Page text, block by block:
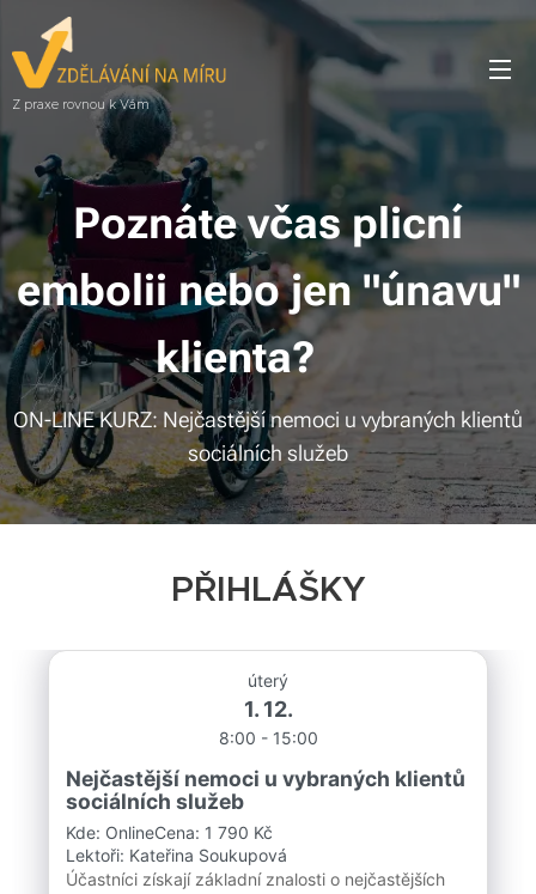
Z praxe rovnou k Vám
Poznáte včas plicní
embolii nebo jen "únavu"
klienta? 🚑
ON-LINE KURZ: Nejčastější nemoci u vybraných klientů
sociálních služeb
PŘIHLÁŠKY